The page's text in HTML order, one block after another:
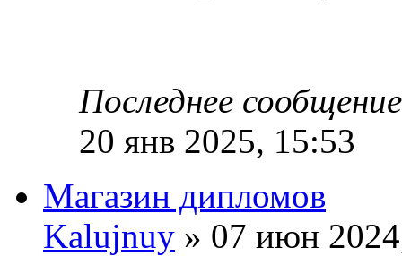
Последнее
20 янв 2025, 15:53
Магазин дипломов
Kalujnuy » 07 июн